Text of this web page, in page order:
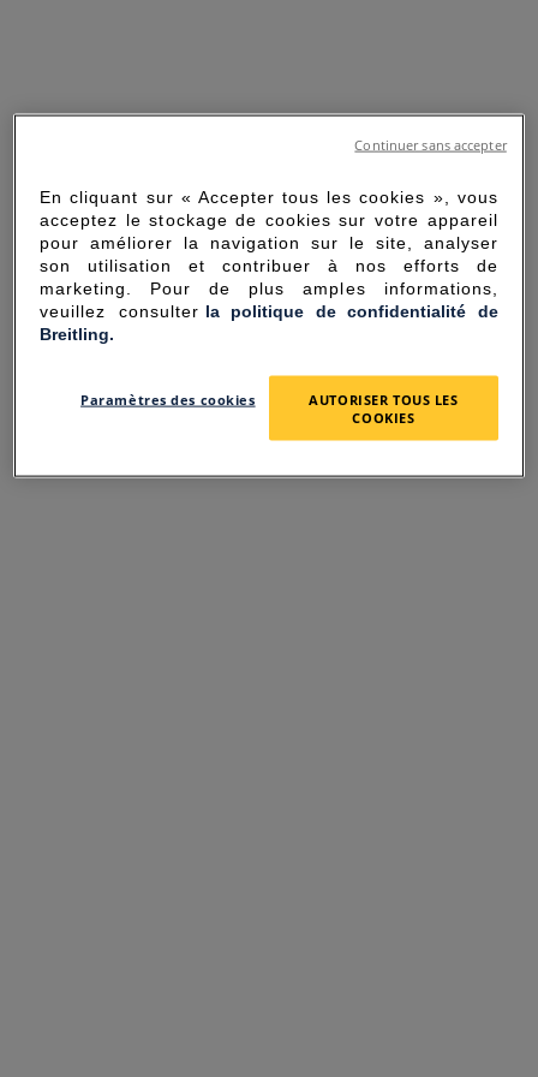
SORRY FOR THE
INCONVENIENCE
UNEXPECTED ERROR OCCURRED.
En cliquant sur « Accepter tous les cookies », vous
acceptez le stockage de cookies sur votre appareil
pour améliorer la navigation sur le site, analyser
son utilisation et contribuer à nos efforts de
marketing. Pour de plus amples informations,
veuillez consulter la politique de confidentialité de
Breitling.
Paramètres des cookies
AUTORISER TOUS LES
COOKIES
Continuer sans accepter